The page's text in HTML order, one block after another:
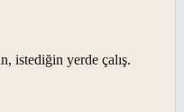
istediğin yerde çalış.